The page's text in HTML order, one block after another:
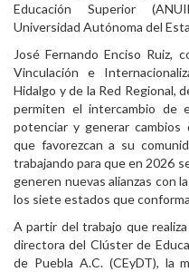
Educación Superior
Universidad Autónoma del
José Fernando Enciso Ruiz,
Vinculación e
Hidalgo y de la Red Regional,
permiten el intercambio de
potenciar y generar
que favorezcan a su
trabajando para que en 2026
generen nuevas alianzas con
los siete estados que
A partir del trabajo que
directora del Clúster de
de Puebla A.C. (CEyDT), la